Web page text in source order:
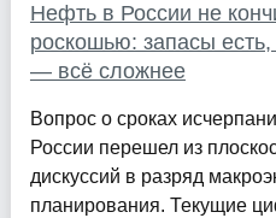
Нефть в России не
роскошью: запасы
— всё сложнее
Вопрос о сроках
России перешел из
дискуссий в разряд
планирования. Текущие